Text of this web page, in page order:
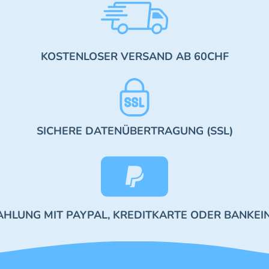
KOSTENLOSER VERSAND AB 60CHF
SICHERE DATENÜBERTRAGUNG (SSL)
MIT PAYPAL, KREDITKARTE ODER